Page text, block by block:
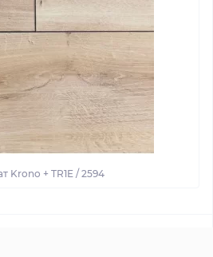
Krono + TR1E / 2594